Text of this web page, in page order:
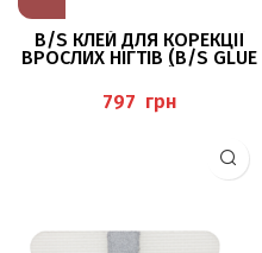
B/S КЛЕЙ ДЛЯ КОРЕКЦІЇ
ВРОСЛИХ НІГТІВ (B/S GLUE
грн